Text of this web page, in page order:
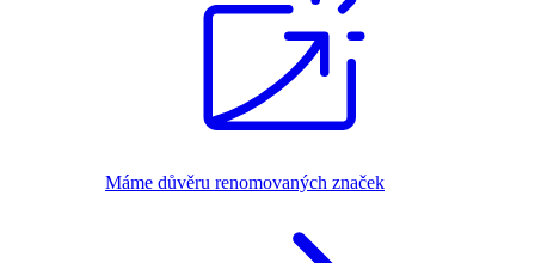
Máme důvěru renomovaných značek